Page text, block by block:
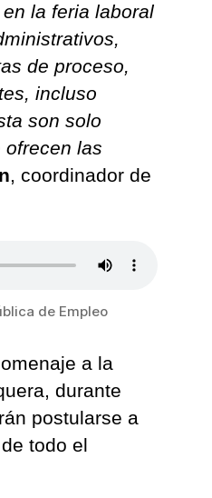
la feria laboral
de proceso,
incluso
son solo
las
, coordinador de
de Empleo
a la
durante
postularse a
todo el